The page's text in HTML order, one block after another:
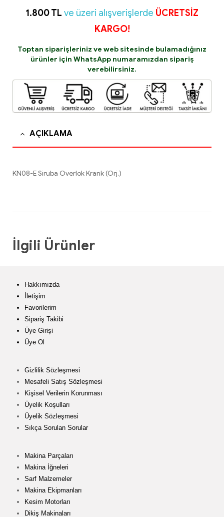
1.800 TL ve üzeri alışverişlerde ÜCRETSİZ
KARGO!
Toptan siparişleriniz ve web sitesinde bulamadığınız
ürünler için WhatsApp numaramızdan sipariş
verebilirsiniz.
AÇIKLAMA
KN08-E Siruba Overlok Krank (Orj.)
İlgili Ürünler
Hakkımızda
İletişim
Favorilerim
Sipariş Takibi
Üye Girişi
Üye Ol
Gizlilik Sözleşmesi
Mesafeli Satış Sözleşmesi
Kişisel Verilerin Korunması
Üyelik Koşulları
Üyelik Sözleşmesi
Sıkça Sorulan Sorular
Makina Parçaları
Makina İğneleri
Sarf Malzemeler
Makina Ekipmanları
Kesim Motorları
Dikiş Makinaları